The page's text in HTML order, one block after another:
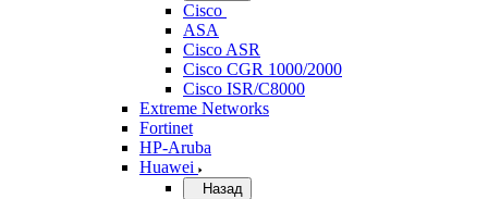
Cisco
ASA
Cisco ASR
Cisco CGR 1000/2000
Cisco ISR/С8000
Extreme Networks
Fortinet
HP-Aruba
Huawei
Назад